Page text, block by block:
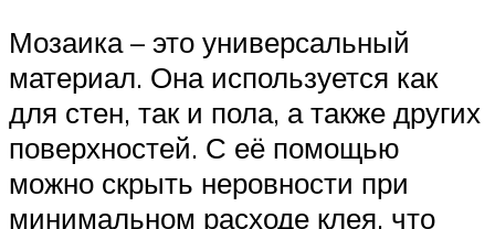
Мозаика – это универсальный
материал. Она используется как
для стен, так и пола, а также других
поверхностей. С её помощью
можно скрыть неровности при
минимальном расходе клея, что